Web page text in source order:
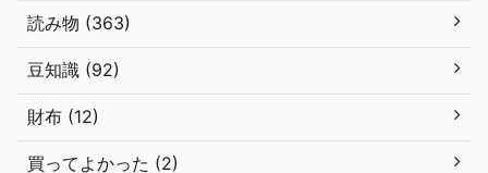
読み物 (363)
豆知識 (92)
財布 (12)
買ってよかった (2)